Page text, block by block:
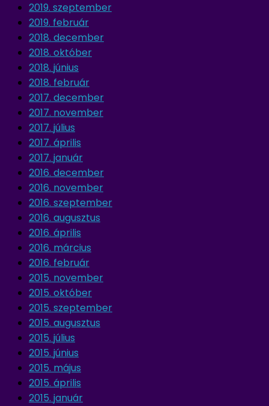
2019. szeptember
2019. február
2018. december
2018. október
2018. június
2018. február
2017. december
2017. november
2017. július
2017. április
2017. január
2016. december
2016. november
2016. szeptember
2016. augusztus
2016. április
2016. március
2016. február
2015. november
2015. október
2015. szeptember
2015. augusztus
2015. július
2015. június
2015. május
2015. április
2015. január